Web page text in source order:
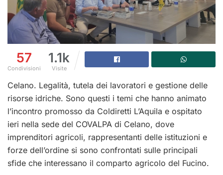
57
Condivisioni
1.1k
Visite
Celano. Legalità, tutela dei lavoratori e gestione delle
risorse idriche. Sono questi i temi che hanno animato
l’incontro promosso da Coldiretti L’Aquila e ospitato
ieri nella sede del COVALPA di Celano, dove
imprenditori agricoli, rappresentanti delle istituzioni e
forze dell’ordine si sono confrontati sulle principali
sfide che interessano il comparto agricolo del Fucino.